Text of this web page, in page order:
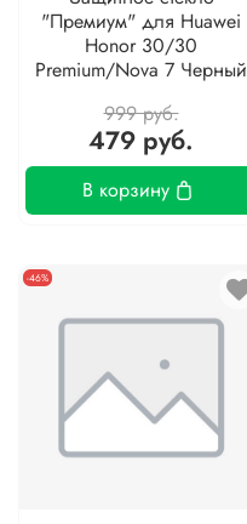
"Премиум" для Huawei
Honor 30/30
Premium/Nova 7 Черный
999 руб.
479 руб.
В корзину
-46%